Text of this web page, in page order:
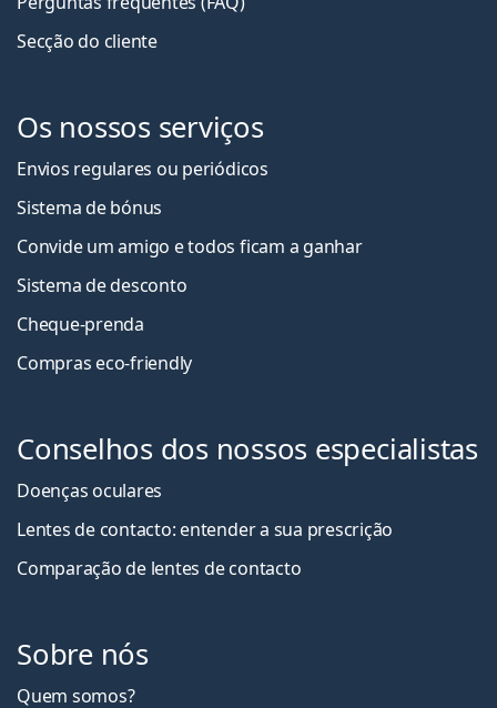
Secção do cliente
Os nossos serviços
Envios regulares ou periódicos
Sistema de bónus
Convide um amigo e todos ficam a ganhar
Sistema de desconto
Cheque-prenda
Compras eco-friendly
Conselhos dos nossos especialistas
Doenças oculares
Lentes de contacto: entender a sua prescrição
Comparação de lentes de contacto
Sobre nós
Quem somos?